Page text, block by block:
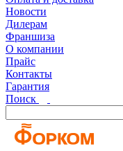
Новости
Дилерам
Франшиза
О компании
Прайс
Контакты
Гарантия
Поиск